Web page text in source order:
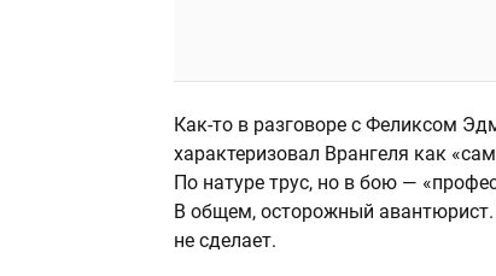
Как-то в разговоре с Феликсом
характеризовал Врангеля как
По натуре трус, но в бою —
В общем, осторожный авантюрист.
не сделает.